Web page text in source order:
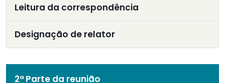
Leitura da correspondência
Designação de relator
2ª Parte da reunião